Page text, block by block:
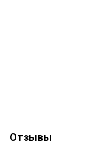
Отзывы